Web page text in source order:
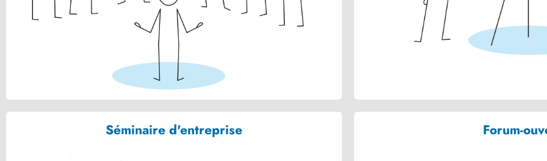
Séminaire d'entreprise Forum-